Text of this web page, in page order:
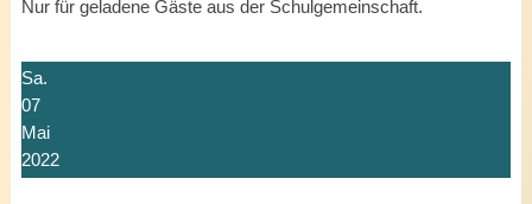
Nur für geladene Gäste aus der Schulgemeinschaft.
Sa.
07
Mai
2022